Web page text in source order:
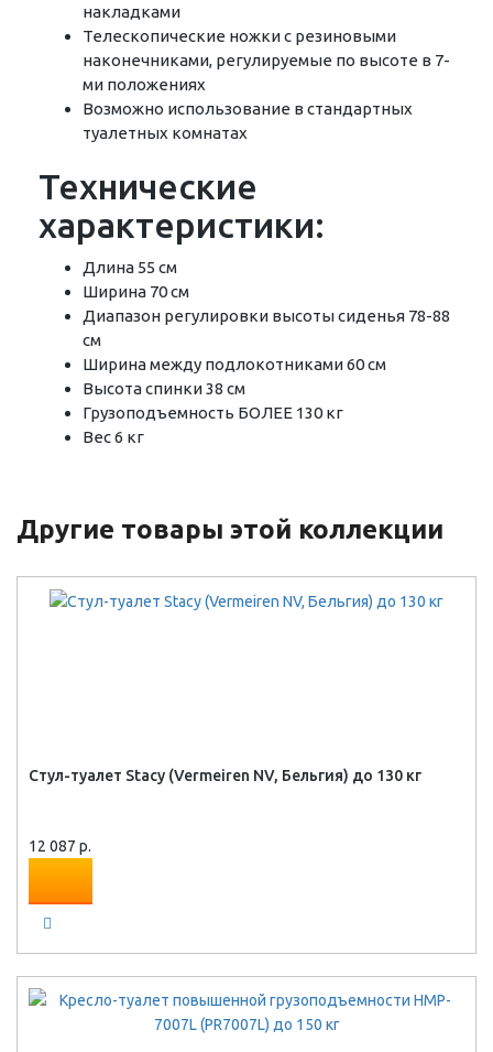
накладками
Телескопические ножки с резиновыми
наконечниками, регулируемые по высоте в 7-
ми положениях
Возможно использование в стандартных
туалетных комнатах
Технические
характеристики:
Длина 55 см
Ширина 70 см
Диапазон регулировки высоты сиденья 78-88
см
Ширина между подлокотниками 60 см
Высота спинки 38 см
Грузоподъемность БОЛЕЕ 130 кг
Вес 6 кг
Другие товары этой коллекции
Стул-туалет Stacy (Vermeiren NV, Бельгия) до 130 кг
12 087 р.